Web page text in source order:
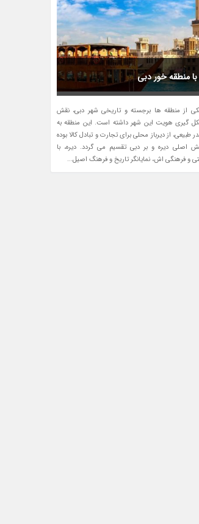
با منطقه خور دبی
از منطقه ها برجسته و تاریخی شهر دبی، نقش
گیری هویت این شهر داشته است. این منطقه به
طبیعی، از دیرباز محلی برای تجارت و تبادل کالا بوده
اصلی دیره و بر دبی تقسیم می گردد. دیره، با
و فرهنگی اش، نمایانگر تاریخ و فرهنگ اصیل...